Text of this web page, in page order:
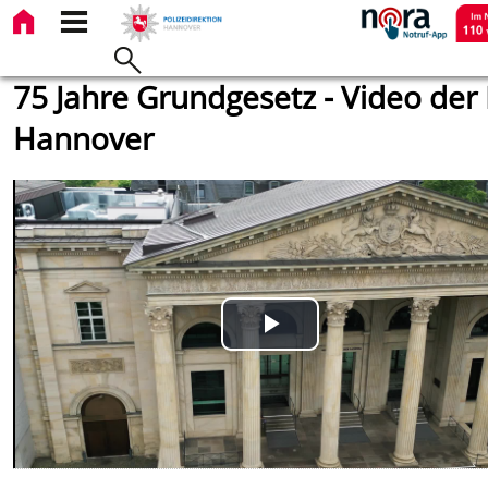
75 Jahre Grundgesetz - Video der
Hannover
Play
Video